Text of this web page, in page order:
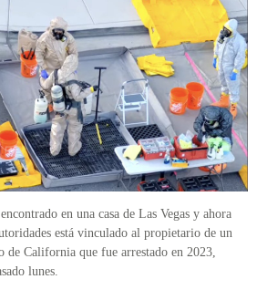
en una casa de Las Vegas y ahora
está vinculado al propietario de un
de California que fue arrestado en 2023,
lunes.